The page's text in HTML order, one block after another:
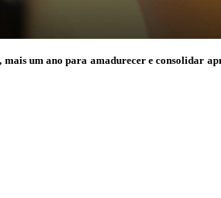
um ano para amadurecer e consolidar